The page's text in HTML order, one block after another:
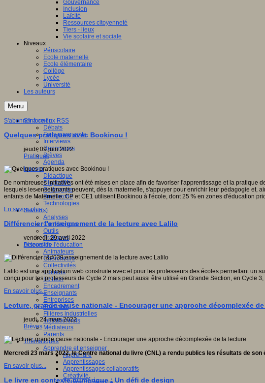
Gouvernance
Inclusion
Laïcité
Ressources citoyenneté
Tiers - lieux
Vie scolaire et sociale
Niveaux
Périscolaire
Ecole maternelle
Ecole élémentaire
Collège
Lycée
Université
Les auteurs
Menu
S'informer
Débats
Faits marquants
Interviews
Reportages
Brèves
Agenda
Innover
Didactique
Dispositifs
Pédagogie
Recherche
Technologies
Savoir(s)
Analyses
Conférences
Outils
Pratiques
Acteurs de l'éducation
Animateurs
Chercheurs
Collectivités
Editeurs
EdTech
Encadrement
Enseignants
Entreprises
Etudiants
Filières industrielles
Institutionnels
Médiateurs
Parents
Thématiques
Apprendre et enseigner
Apprendre
Apprentissages
Apprentissages collaboratifs
Créativité
S'abonner à ce flux RSS
Quelques pratiques avec Bookinou !
jeudi, 09 juin 2022
Pratiques
De nombreuses initiatives ont été mises en place afin de favoriser l'apprentissage et la
lesquels les enseignants peuvent, dès la maternelle, s'appuyer pour enrichir leur pédagogie
enfants de Maternelle, CP et CE1 utilisent Bookinou à l'école, dont 25 % en zones d'éducation
En savoir plus...
Différencier l'enseignement de la lecture avec Lalilo
vendredi, 29 avril 2022
Dispositifs
Lalilo est une application web construite avec et pour les professeurs des écoles permettant un
conçu pour les professeurs de Cycle 2 mais peut aussi être utilisé en Grande Section, en Cycle
En savoir plus...
Lecture, grande cause nationale - Encourager une approche décomplexée
jeudi, 24 mars 2022
Brèves
Mercredi 23 mars 2022, le Centre national du livre (CNL) a rendu publics les résultats de
En savoir plus...
Le livre en contexte numérique : Un défi de design